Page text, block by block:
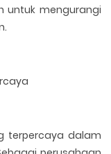
untuk mengurangi
terpercaya dalam